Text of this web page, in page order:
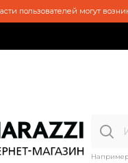
пользователей могут